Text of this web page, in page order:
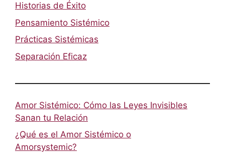
Historias de Éxito
Pensamiento Sistémico
Prácticas Sistémicas
Separación Eficaz
Amor Sistémico: Cómo las Leyes Invisibles
Sanan tu Relación
¿Qué es el Amor Sistémico o
Amorsystemic?